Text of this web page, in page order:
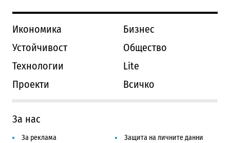
Икономика
Бизнес
Устойчивост
Общество
Технологии
Lite
Проекти
Всичко
За нас
За реклама Защита на личните данни